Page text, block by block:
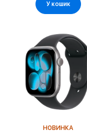
У кошик
НОВИНКА